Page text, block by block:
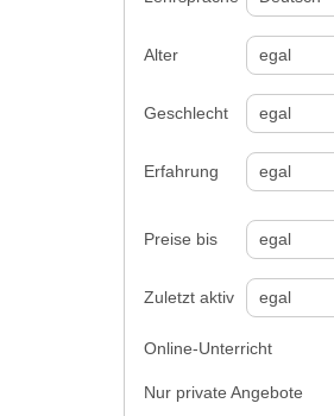
Alter
Geschlecht
Erfahrung
Preise bis
Zuletzt aktiv
Online-Unterricht
Nur private Angebote